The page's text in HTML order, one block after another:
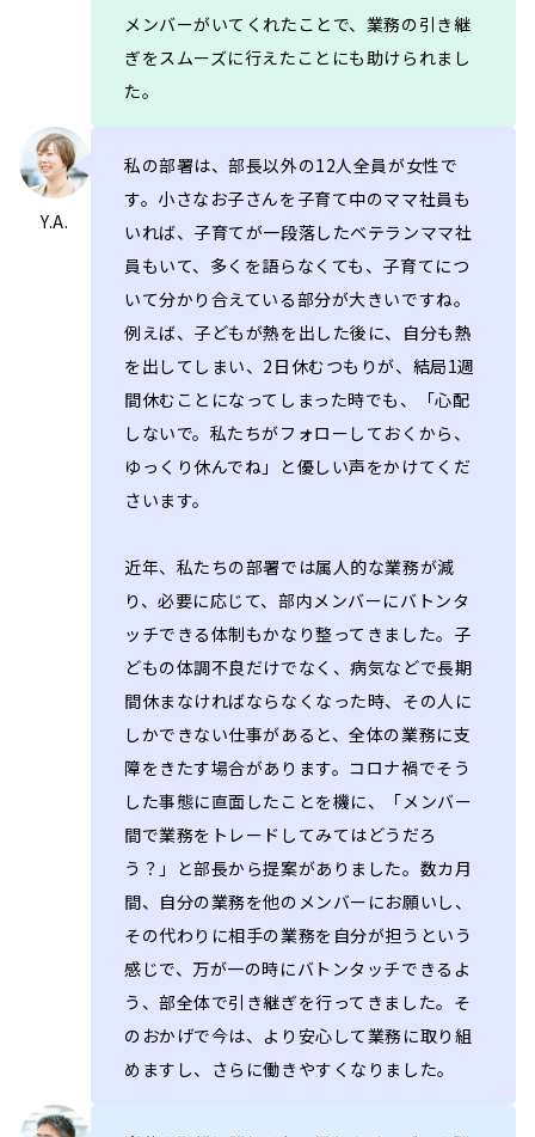
メンバーがいてくれたことで、業務の引き継
ぎをスムーズに行えたことにも助けられまし
た。
Y.A.
私の部署は、部長以外の12人全員が女性で
す。小さなお子さんを子育て中のママ社員も
いれば、子育てが一段落したベテランママ社
員もいて、多くを語らなくても、子育てにつ
いて分かり合えている部分が大きいですね。
例えば、子どもが熱を出した後に、自分も熱
を出してしまい、2日休むつもりが、結局1週
間休むことになってしまった時でも、「心配
しないで。私たちがフォローしておくから、
ゆっくり休んでね」と優しい声をかけてくだ
さいます。
近年、私たちの部署では属人的な業務が減
り、必要に応じて、部内メンバーにバトンタ
ッチできる体制もかなり整ってきました。子
どもの体調不良だけでなく、病気などで長期
間休まなければならなくなった時、その人に
しかできない仕事があると、全体の業務に支
障をきたす場合があります。コロナ禍でそう
した事態に直面したことを機に、「メンバー
間で業務をトレードしてみてはどうだろ
う？」と部長から提案がありました。数カ月
間、自分の業務を他のメンバーにお願いし、
その代わりに相手の業務を自分が担うという
感じで、万が一の時にバトンタッチできるよ
う、部全体で引き継ぎを行ってきました。そ
のおかげで今は、より安心して業務に取り組
めますし、さらに働きやすくなりました。